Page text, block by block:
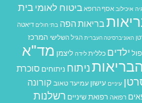
איכילוב אסף הרופא ביטוח לאומיבית
בריאות הפה בתי חולים דיאטה
האוניברסיטה העברית הגיל השלישי המרכז
ילדים כללית לידה ליצמן מד"א
ניתוח ניתוחים סוכרת
עיניים עישון עמיעד טאוב קורונה
רפואה רפואת שיניים רשלנות